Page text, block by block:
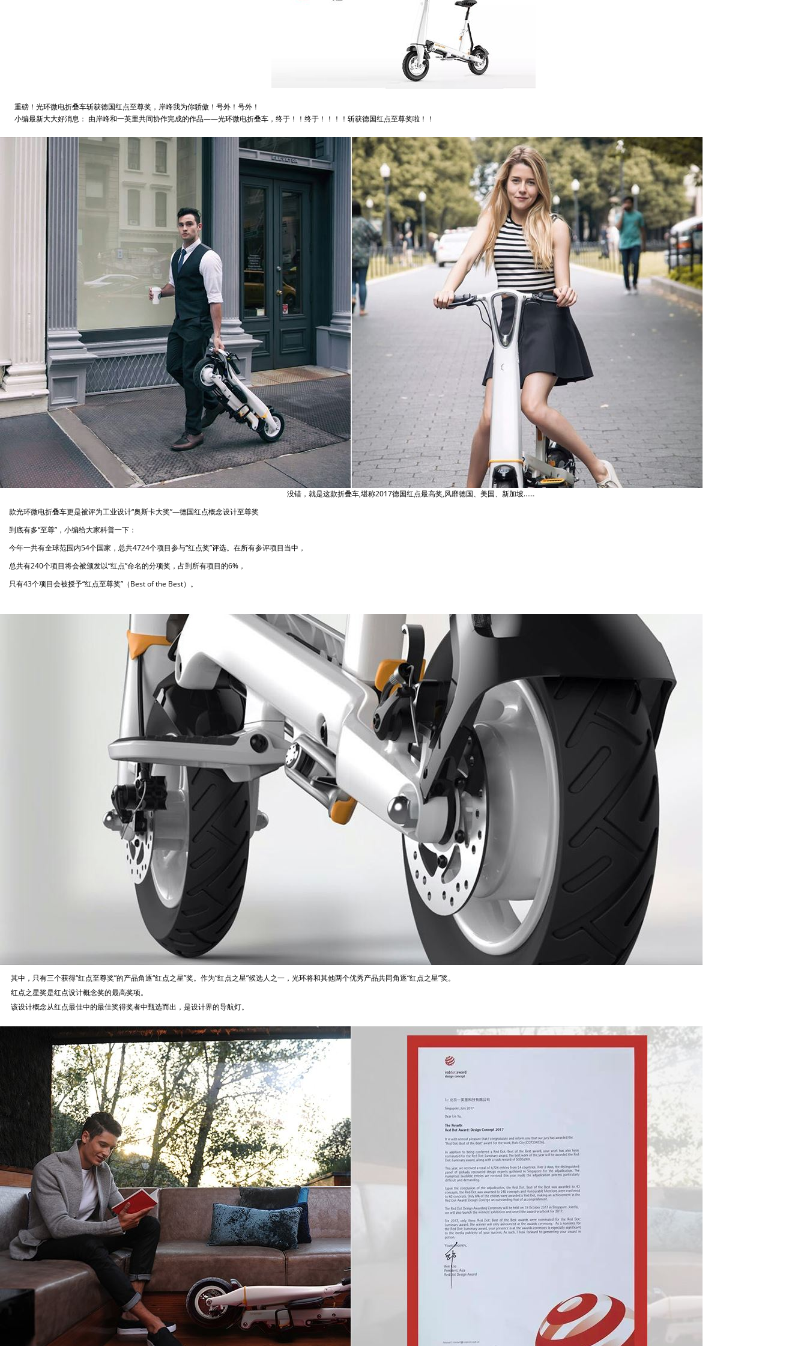
重磅！光环微电折叠车斩获德国红点至尊奖，岸峰我为你骄傲！号外！号外！
小编最新大大好消息： 由岸峰和一英里共同协作完成的作品——光环微电折叠车，终于！！终于！！！！斩获德国红点至尊奖啦！！
没错，就是这款折叠车,堪称2017德国红点最高奖,风靡德国、美国、新加坡……
款光环微电折叠车更是被评为工业设计“奥斯卡大奖”—德国红点概念设计至尊奖
到底有多“至尊”，小编给大家科普一下：
今年一共有全球范围内54个国家，总共4724个项目参与“红点奖”评选。在所有参评项目当中，
总共有240个项目将会被颁发以“红点”命名的分项奖，占到所有项目的6%，
只有43个项目会被授予“红点至尊奖”（Best of the Best）。
其中，只有三个获得“红点至尊奖”的产品角逐“红点之星”奖。作为“红点之星”候选人之一，光环将和其他两个优秀产品共同角逐“红点之星”奖。
红点之星奖是红点设计概念奖的最高奖项。
该设计概念从红点最佳中的最佳奖得奖者中甄选而出，是设计界的导航灯。